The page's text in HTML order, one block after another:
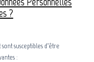
?
susceptibles d’être
: